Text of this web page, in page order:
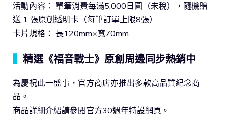
活動內容： 單筆消費每滿5,000日圓（未稅），隨機贈
送 1 張原創透明卡（每筆訂單上限8張）
卡片規格： 長120mm×寬70mm
精選《福音戰士》原創周邊同步熱銷中
為慶祝此一盛事，官方商店亦推出多款高品質紀念商
品。
商品詳細介紹請參閱官方30週年特設網頁。